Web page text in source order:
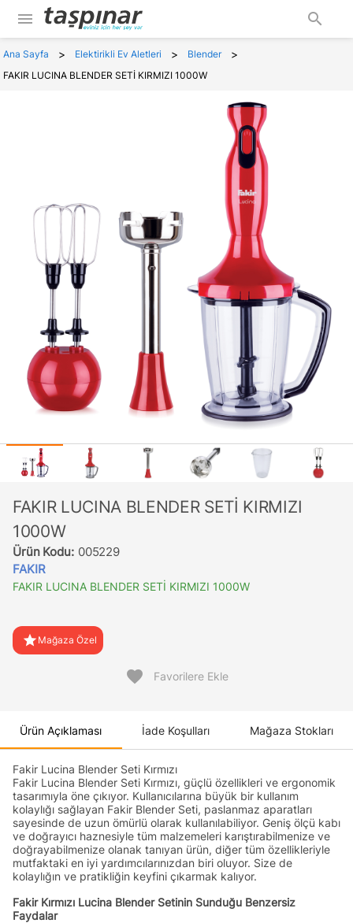
menu search
Ana Sayfa > Elektirikli Ev Aletleri > Blender >
FAKIR LUCINA BLENDER SETİ KIRMIZI 1000W
FAKIR LUCINA BLENDER SETİ KIRMIZI
1000W
Ürün Kodu: 005229
FAKIR
FAKIR LUCINA BLENDER SETİ KIRMIZI 1000W
star Mağaza Özel
favorite Favorilere Ekle
Ürün Açıklaması İade Koşulları Mağaza Stokları
Fakir Lucina Blender Seti Kırmızı
Fakir Lucina Blender Seti Kırmızı, güçlü özellikleri ve ergonomik
tasarımıyla öne çıkıyor. Kullanıcılarına büyük bir kullanım
kolaylığı sağlayan Fakir Blender Seti, paslanmaz aparatları
sayesinde de uzun ömürlü olarak kullanılabiliyor. Geniş ölçü kabı
ve doğrayıcı haznesiyle tüm malzemeleri karıştırabilmenize ve
doğrayabilmenize olanak tanıyan ürün, diğer tüm özellikleriyle
mutfaktaki en iyi yardımcılarınızdan biri oluyor. Size de
kolaylığın ve pratikliğin keyfini çıkarmak kalıyor.
Fakir Kırmızı Lucina Blender Setinin Sunduğu Benzersiz
Faydalar